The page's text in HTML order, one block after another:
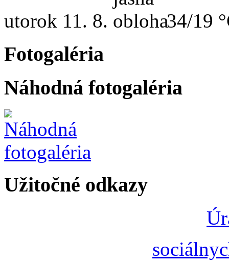
utorok 11. 8. 34/19
Fotogaléria
Náhodná fotogaléria
Užitočné odkazy